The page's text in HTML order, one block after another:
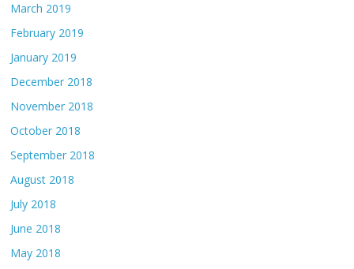
March 2019
February 2019
January 2019
December 2018
November 2018
October 2018
September 2018
August 2018
July 2018
June 2018
May 2018